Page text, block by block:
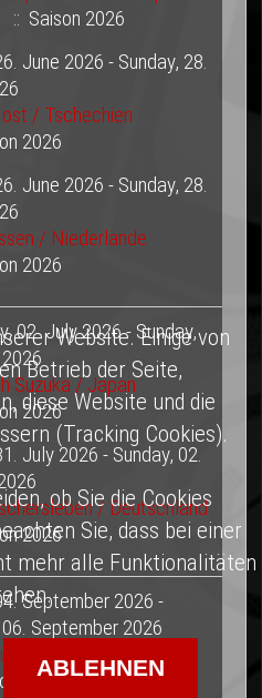
:: Saison 2026
June 2026 - Sunday, 28.
/ Tschechien
2026
June 2026 - Sunday, 28.
/ Niederlande
2026
02. July 2026 - Sunday,
Suzuka / Japan
2026
July 2026 - Sunday, 02.
/ Deutschland
2026
September 2026 -
06. September 2026
/ Deutschland
2026
Website. Einige von
Betrieb der Seite,
diese Website und die
(Tracking Cookies).
ob Sie die Cookies
Sie, dass bei einer
mehr alle Funktionalitäten
ABLEHNEN